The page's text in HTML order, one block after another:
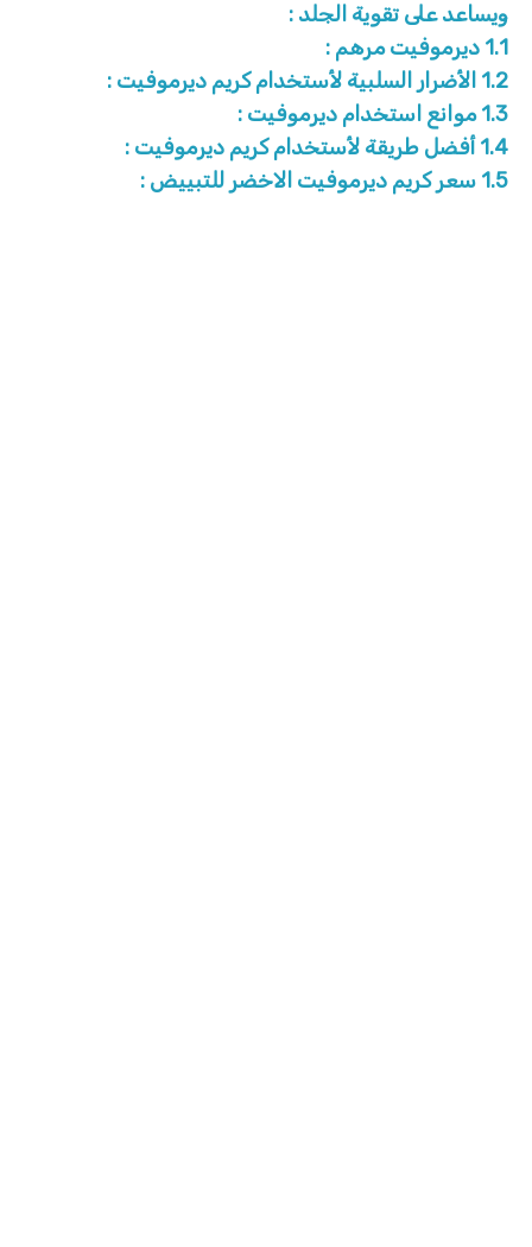
ويساعد على تقوية الجلد :
1.1 ديرموفيت مرهم :
1.2 الأضرار السلبية لأستخدام كريم ديرموفيت :
1.3 موانع استخدام ديرموفيت :
1.4 أفضل طريقة لأستخدام كريم ديرموفيت :
1.5 سعر كريم ديرموفيت الاخضر للتبييض :